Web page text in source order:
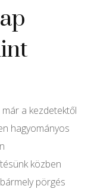
a kezdetektől
hagyományos
közben
pörgés